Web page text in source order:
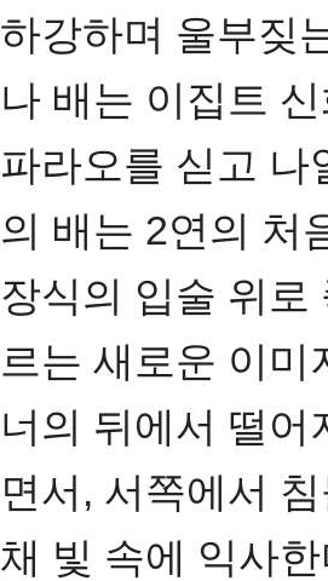
하강하며 울부짖
나 배는 이집트
파라오를 싣고 나
의 배는 2연의 처
장식의 입술 위로
르는 새로운 이미
너의 뒤에서 떨
면서, 서쪽에서
채 빛 속에 익사